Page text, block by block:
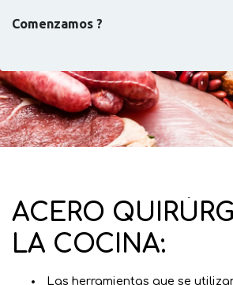
Comenzamos ?